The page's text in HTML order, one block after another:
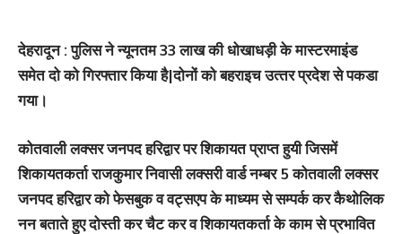
देहरादून : पुलिस ने न्यूनतम 33 लाख की धोखाधड़ी के मास्टरमाइंड
समेत दो को गिरफ्तार किया है|दोनों को बहराइच उत्‍तर प्रदेश से पकडा
गया।
कोतवाली लक्सर जनपद हरिद्वार पर शिकायत प्राप्त हुयी जिसमें
शिकायतकर्ता राजकुमार निवासी लक्सरी वार्ड नम्बर 5 कोतवाली लक्सर
जनपद हरिद्वार को फेसबुक व वट्सएप के माध्यम से सम्पर्क कर कैथोलिक
नन बताते हुए दोस्ती कर चैट कर व शिकायतकर्ता के काम से प्रभावित